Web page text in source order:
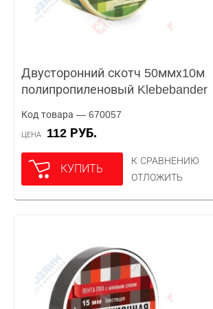
Двусторонний скотч 50ммх10м
полипропиленовый Klebebander
Код товара — 670057
ЦЕНА 112 РУБ.
КУПИТЬ
К СРАВНЕНИЮ
ОТЛОЖИТЬ